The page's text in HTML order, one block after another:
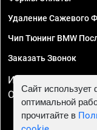
Удаление Сажевого
Чип Тюнинг BMW
Заказать Звонок
ИП Смирнов
ОГРНИП
Сайт
оптимальной
прочитайте в